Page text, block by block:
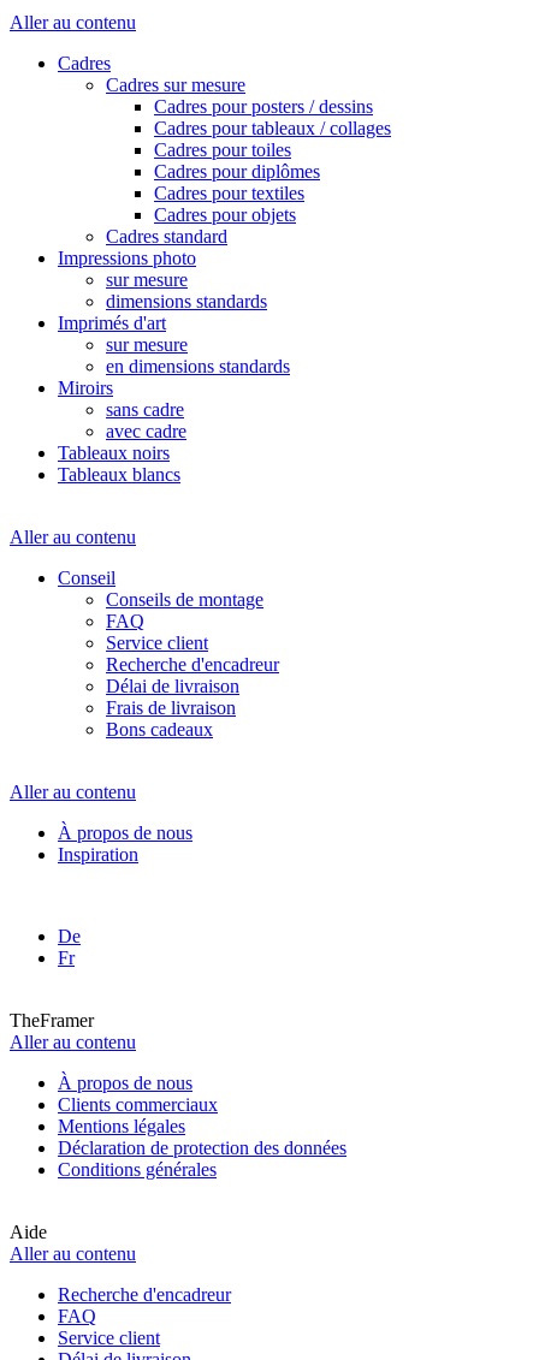
Aller au contenu
Cadres
Cadres sur mesure
Cadres pour posters / dessins
Cadres pour tableaux / collages
Cadres pour toiles
Cadres pour diplômes
Cadres pour textiles
Cadres pour objets
Cadres standard
Impressions photo
sur mesure
dimensions standards
Imprimés d'art
sur mesure
en dimensions standards
Miroirs
sans cadre
avec cadre
Tableaux noirs
Tableaux blancs
Aller au contenu
Conseil
Conseils de montage
FAQ
Service client
Recherche d'encadreur
Délai de livraison
Frais de livraison
Bons cadeaux
Aller au contenu
À propos de nous
Inspiration
De
Fr
TheFramer
Aller au contenu
À propos de nous
Clients commerciaux
Mentions légales
Déclaration de protection des données
Conditions générales
Aide
Aller au contenu
Recherche d'encadreur
FAQ
Service client